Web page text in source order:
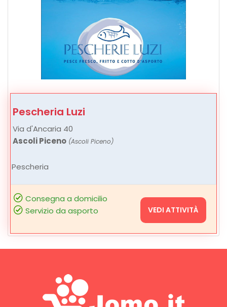
Pescheria Luzi
Via d'Ancaria 40
Ascoli Piceno (Ascoli Piceno)
Pescheria
Consegna a domicilio
Servizio da asporto
VEDI ATTIVITÀ